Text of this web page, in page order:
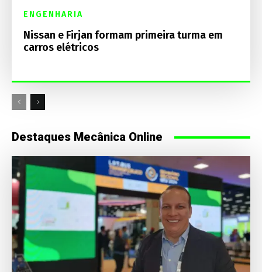
ENGENHARIA
Nissan e Firjan formam primeira turma em
carros elétricos
Destaques Mecânica Online